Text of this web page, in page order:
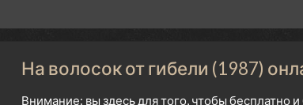
На волосок от гибели (1987)
Внимание: вы здесь для того, чтобы бесплатно